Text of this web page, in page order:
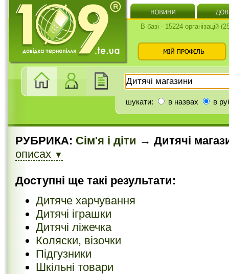
В базі - 15224 організацій
шукати: в назвах в
РУБРИКА: Сім'я і діти → Дитячі
описах ▼
Доступні ще такі результати:
Дитяче харчування
Дитячі іграшки
Дитячі ліжечка
Коляски, візочки
Підгузники
Шкільні товари